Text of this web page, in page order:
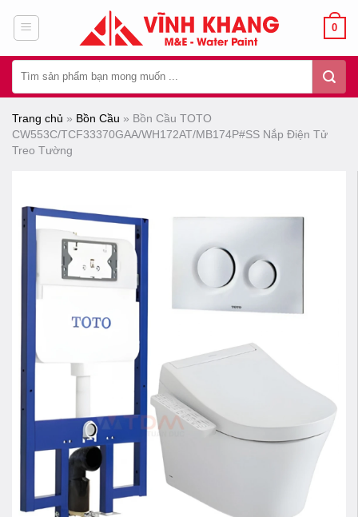
dung
0
kiếm:
Trang chủ » Bồn Cầu » Bồn Cầu TOTO
CW553C/TCF33370GAA/WH172AT/MB174P#SS Nắp Điện Tử
Treo Tường